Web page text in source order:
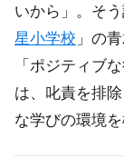
いから」。そ
星小学校 」の
「ポジティブ
は、叱責を排
な学びの環境を